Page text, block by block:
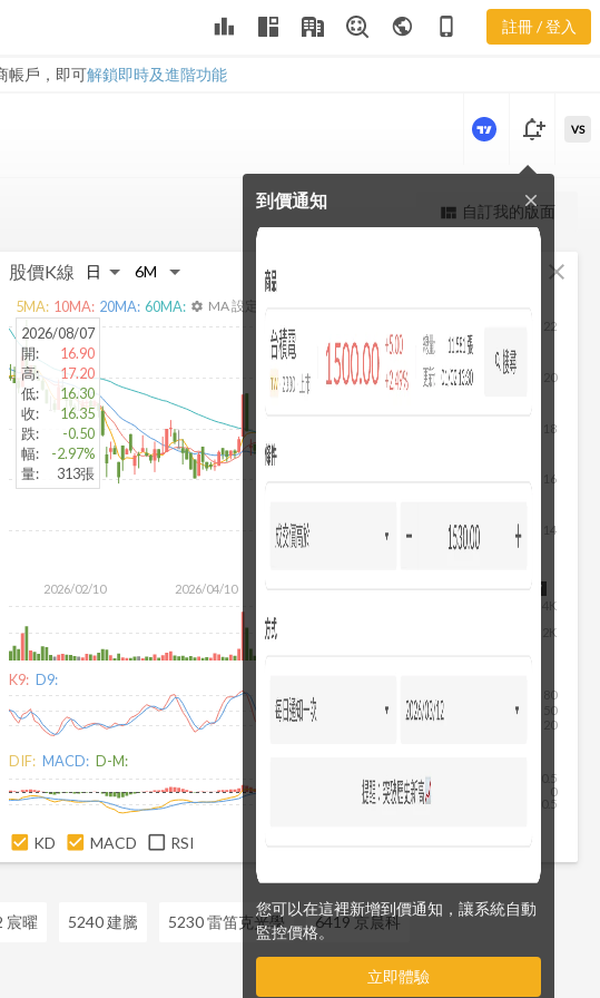
leaderboard public phone_iphone 註冊 / 登入
帳戶，即可解鎖即時及進階功能
3625 新聞
更強大的進階價量圖表
notification_add
到價通知
您可以在這裡新增到價通知，讓系統自動
監控價格。
立即體驗
close
VS
view_quilt 自訂我的版面
股價K線 close
2026/02/10 2026/04/10
14
16
18
20
22
2026/08/07
2K
4K
2026/08/07
開:
16.90
高:
17.20
低:
16.30
收:
16.35
跌:
-0.50
幅:
-2.97%
量: 313張
5MA: 10MA: 20MA: 60MA: settings MA 設定
K9: D9:
20
50
80
DIF: MACD: D-M:
-0.5
0
0.5
KD MACD RSI
宸曜 5240 建騰 5230 雷笛克光學 6419 京晨科